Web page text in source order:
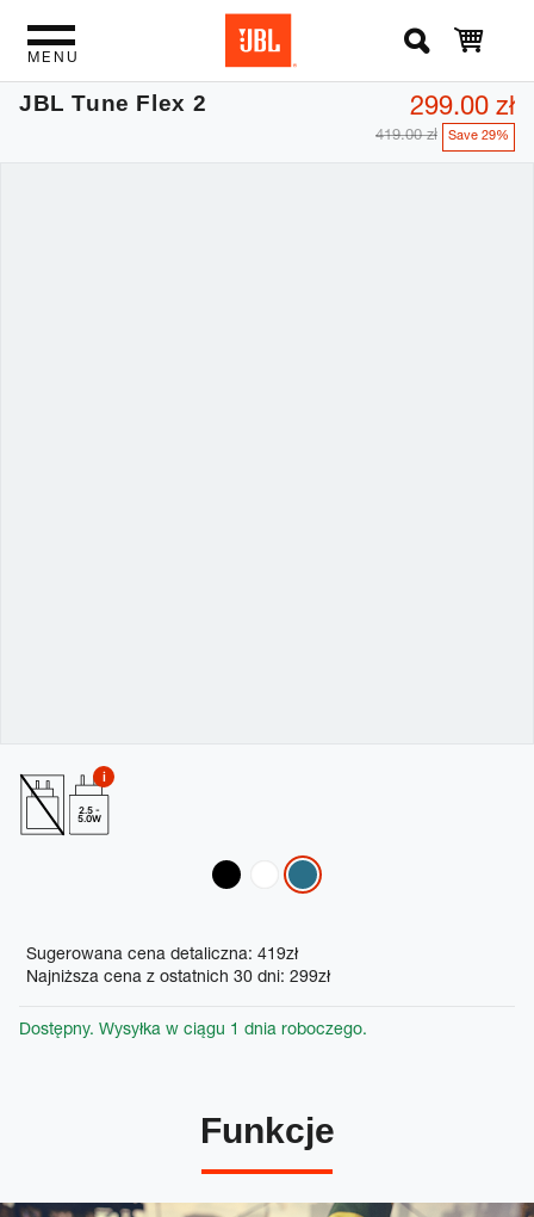
MENU
JBL Tune Flex 2 299.00 zł
419.00 zł Save 29%
Promotions
Sugerowana cena detaliczna: 419zł
Najniższa cena z ostatnich 30 dni: 299zł
Dostępny. Wysyłka w ciągu 1 dnia roboczego.
2.5 -
5.0W
Funkcje